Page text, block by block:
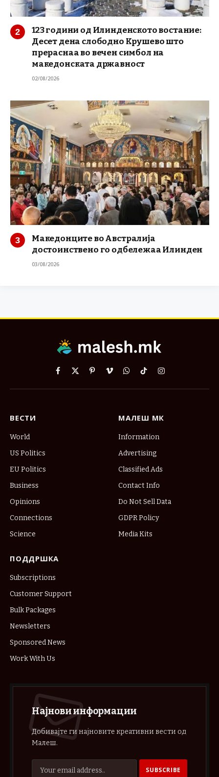
123 години од Илинденското востание:
Десет дена слободно Крушево што
прераснаа во вечен симбол на
македонската државност
02/08/2026
Македонците во Австралија
достоинствено го одбележаа Илинден
03/08/2026
Facebook
X
PinterestVimeoWhatsApp
TikTokInstagram
ВЕСТИ
World
US Politics
EU Politics
Business
Opinions
Connections
Science
МАЛЕШ МК
Information
Advertising
Classified Ads
Contact Info
Do Not Sell Data
GDPR Policy
Media Kits
ПОДДРШКА
Subscriptions
Customer Support
Bulk Packages
Newsletters
Sponsored News
Work With Us
Најнови информации
Добивајте ги најновите креативни вести од
Малеш.